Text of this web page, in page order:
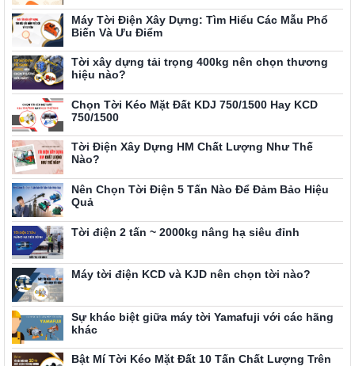
Máy Tời Điện Xây Dựng: Tìm Hiểu Các Mẫu Phổ
Biến Và Ưu Điểm
Tời xây dựng tải trọng 400kg nên chọn thương
hiệu nào?
Chọn Tời Kéo Mặt Đất KDJ 750/1500 Hay KCD
750/1500
Tời Điện Xây Dựng HM Chất Lượng Như Thế
Nào?
Nên Chọn Tời Điện 5 Tấn Nào Để Đảm Bảo Hiệu
Quả
Tời điện 2 tấn ~ 2000kg nâng hạ siêu đỉnh
Máy tời điện KCD và KJD nên chọn tời nào?
Sự khác biệt giữa máy tời Yamafuji với các hãng
khác
Bật Mí Tời Kéo Mặt Đất 10 Tấn Chất Lượng Trên